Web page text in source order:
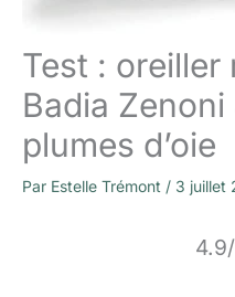
Test : oreiller
Badia
plumes d’oie
Par Estelle Trémont / 3 juillet